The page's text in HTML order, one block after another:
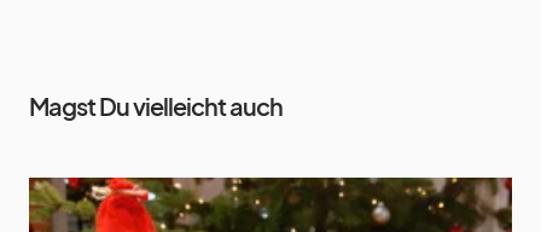
Magst Du vielleicht auch